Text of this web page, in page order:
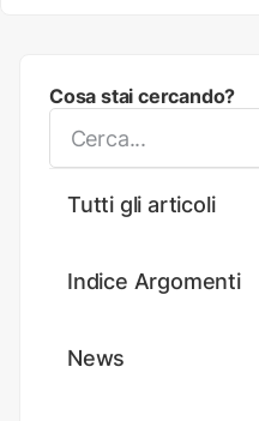
Cosa stai cercando?
Tutti gli articoli
Indice Argomenti
News